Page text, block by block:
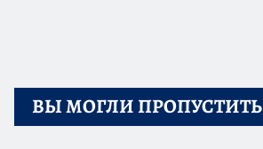
ВЫ МОГЛИ ПРОПУСТИТЬ